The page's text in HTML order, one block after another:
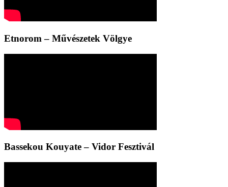
Etnorom – Művészetek Völgye
Bassekou Kouyate – Vidor Fesztivál